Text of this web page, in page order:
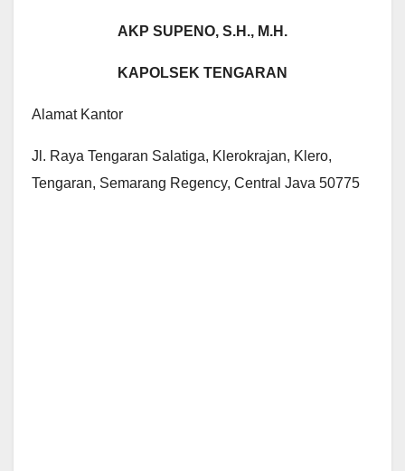
AKP SUPENO, S.H., M.H.
KAPOLSEK TENGARAN
Alamat Kantor
Jl. Raya Tengaran Salatiga, Klerokrajan, Klero,
Tengaran, Semarang Regency, Central Java 50775